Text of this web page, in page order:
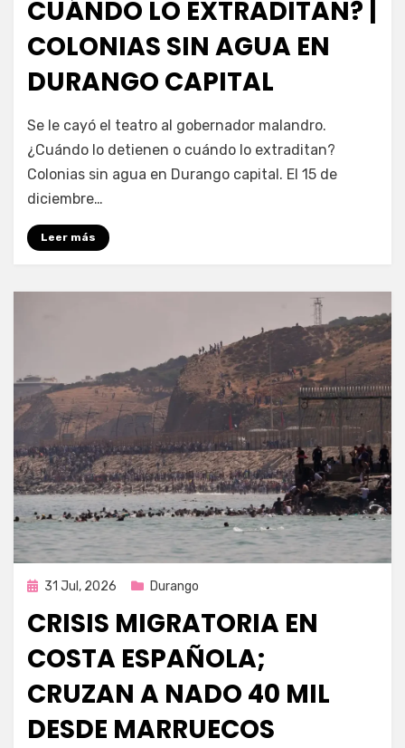
CUÁNDO LO EXTRADITAN? |
COLONIAS SIN AGUA EN
DURANGO CAPITAL
por Fernando Miranda Servín
Se le cayó el teatro al gobernador malandro.
¿Cuándo lo detienen o cuándo lo extraditan?
Colonias sin agua en Durango capital. El 15 de
diciembre…
Leer más
Publicada
31 Jul, 2026 Durango
CRISIS MIGRATORIA EN
COSTA ESPAÑOLA;
CRUZAN A NADO 40 MIL
DESDE MARRUECOS